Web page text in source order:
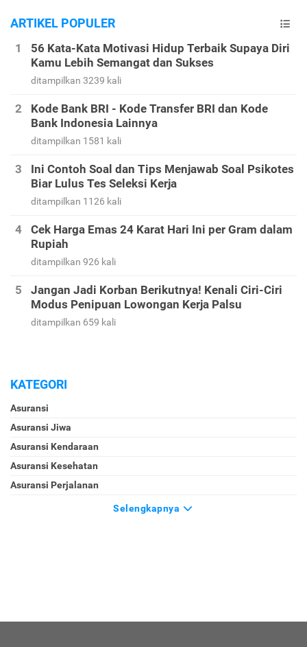
ARTIKEL POPULER
56 Kata-Kata Motivasi Hidup Terbaik Supaya Diri
Kamu Lebih Semangat dan Sukses
ditampilkan 3239 kali
Kode Bank BRI - Kode Transfer BRI dan Kode
Bank Indonesia Lainnya
ditampilkan 1581 kali
Ini Contoh Soal dan Tips Menjawab Soal Psikotes
Biar Lulus Tes Seleksi Kerja
ditampilkan 1126 kali
Cek Harga Emas 24 Karat Hari Ini per Gram dalam
Rupiah
ditampilkan 926 kali
Jangan Jadi Korban Berikutnya! Kenali Ciri-Ciri
Modus Penipuan Lowongan Kerja Palsu
ditampilkan 659 kali
KATEGORI
Asuransi
Asuransi Jiwa
Asuransi Kendaraan
Asuransi Kesehatan
Asuransi Perjalanan
Selengkapnya